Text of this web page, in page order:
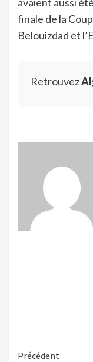
finale de la
Belouizdad et
Retrouvez
Précédent